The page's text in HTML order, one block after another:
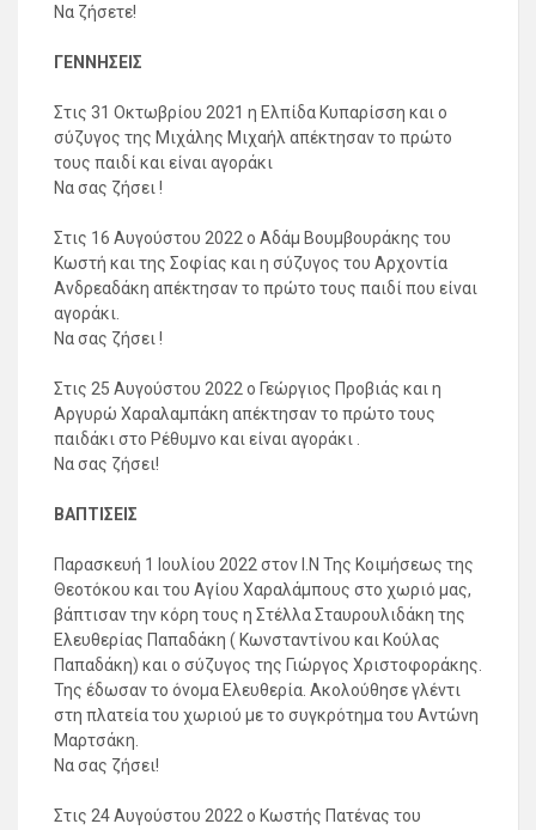
Να ζήσετε!
ΓΕΝΝΗΣΕΙΣ
Στις 31 Οκτωβρίου 2021 η Ελπίδα Κυπαρίσση και ο
σύζυγος της Μιχάλης Μιχαήλ απέκτησαν το πρώτο
τους παιδί και είναι αγοράκι
Να σας ζήσει !
Στις 16 Αυγούστου 2022 ο Αδάμ Βουμβουράκης του
Κωστή και της Σοφίας και η σύζυγος του Αρχοντία
Ανδρεαδάκη απέκτησαν το πρώτο τους παιδί που είναι
αγοράκι.
Να σας ζήσει !
Στις 25 Αυγούστου 2022 ο Γεώργιος Προβιάς και η
Αργυρώ Χαραλαμπάκη απέκτησαν το πρώτο τους
παιδάκι στο Ρέθυμνο και είναι αγοράκι .
Να σας ζήσει!
ΒΑΠΤΙΣΕΙΣ
Παρασκευή 1 Ιουλίου 2022 στον Ι.Ν Της Κοιμήσεως της
Θεοτόκου και του Αγίου Χαραλάμπους στο χωριό μας,
βάπτισαν την κόρη τους η Στέλλα Σταυρουλιδάκη της
Ελευθερίας Παπαδάκη ( Κωνσταντίνου και Κούλας
Παπαδάκη) και ο σύζυγος της Γιώργος Χριστοφοράκης.
Της έδωσαν το όνομα Ελευθερία. Ακολούθησε γλέντι
στη πλατεία του χωριού με το συγκρότημα του Αντώνη
Μαρτσάκη.
Να σας ζήσει!
Στις 24 Αυγούστου 2022 ο Κωστής Πατένας του